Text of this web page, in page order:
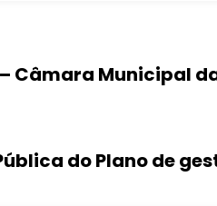
Câmara Municipal
do Plano de